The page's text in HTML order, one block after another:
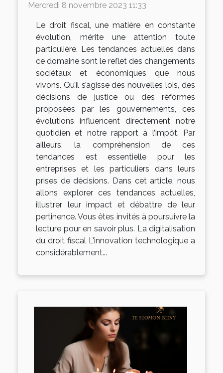
Mercredi 8 novembre 2023 11:33
Le droit fiscal, une matière en constante
évolution, mérite une attention toute
particulière. Les tendances actuelles dans
ce domaine sont le reflet des changements
sociétaux et économiques que nous
vivons. Qu’il s’agisse des nouvelles lois, des
décisions de justice ou des réformes
proposées par les gouvernements, ces
évolutions influencent directement notre
quotidien et notre rapport à l’impôt. Par
ailleurs, la compréhension de ces
tendances est essentielle pour les
entreprises et les particuliers dans leurs
prises de décisions. Dans cet article, nous
allons explorer ces tendances actuelles,
illustrer leur impact et débattre de leur
pertinence. Vous êtes invités à poursuivre la
lecture pour en savoir plus. La digitalisation
du droit fiscal L'innovation technologique a
considérablement...